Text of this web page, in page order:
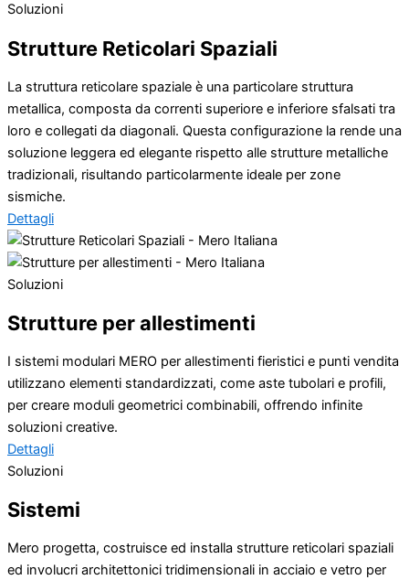
Soluzioni
Strutture Reticolari Spaziali
La struttura reticolare spaziale è una particolare struttura
metallica, composta da correnti superiore e inferiore sfalsati tra
loro e collegati da diagonali. Questa configurazione la rende una
soluzione leggera ed elegante rispetto alle strutture metalliche
tradizionali, risultando particolarmente ideale per zone
sismiche.
Dettagli
Soluzioni
Strutture per allestimenti
I sistemi modulari MERO per allestimenti fieristici e punti vendita
utilizzano elementi standardizzati, come aste tubolari e profili,
per creare moduli geometrici combinabili, offrendo infinite
soluzioni creative.
Dettagli
Soluzioni
Sistemi
Mero progetta, costruisce ed installa strutture reticolari spaziali
ed involucri architettonici tridimensionali in acciaio e vetro per